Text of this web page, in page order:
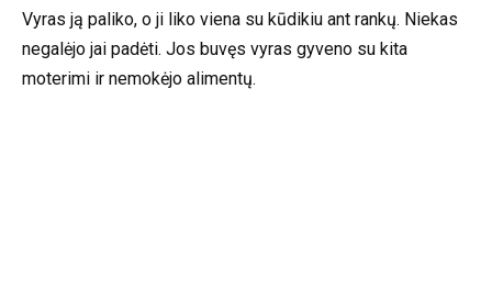
Vyras ją paliko, o ji liko viena su kūdikiu ant rankų. Niekas
negalėjo jai padėti. Jos buvęs vyras gyveno su kita
moterimi ir nemokėjo alimentų.